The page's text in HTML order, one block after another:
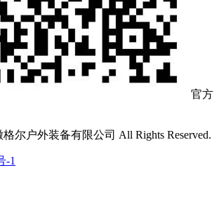
官方
尔户外装备有限公司 All Rights Reserved.
-1